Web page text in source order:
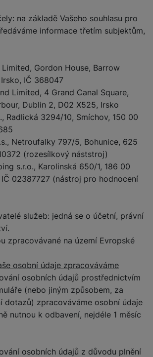
na základě Vašeho souhlasu pro
informace třetím subjektům,
Gordon House, Barrow
IČ 368047
Limited, 4 Grand Canal Square,
Dublin 2, D02 X525, Irsko
Radlická 3294/10, Smíchov, 150 00
Netroufalky 797/5, Bohunice, 625
(rozesílkový náststroj)
s.r.o., Karolinská 650/1, 186 00
IČ 02387727 (nástroj pro hodnocení
služeb: jedná se o účetní, právní
zpracovávané na území Evropské
osobní údaje zpracováváme
osobních údajů prostřednictvím
(nebo jiným způsobem, za
dotazů) zpracováváme osobní údaje
nutnou k odbavení, nejdéle 1 měsíc
osobních údajů z důvodu plnění